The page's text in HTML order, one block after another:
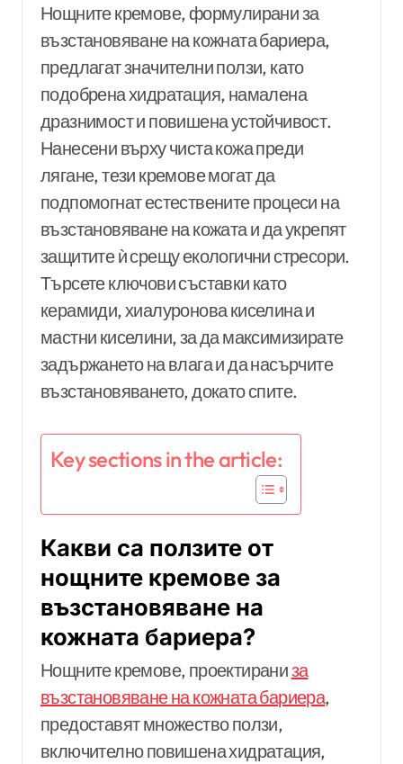
Нощните кремове, формулирани за
възстановяване на кожната бариера,
предлагат значителни ползи, като
подобрена хидратация, намалена
дразнимост и повишена устойчивост.
Нанесени върху чиста кожа преди
лягане, тези кремове могат да
подпомогнат естествените процеси на
възстановяване на кожата и да укрепят
защитите ѝ срещу екологични стресори.
Търсете ключови съставки като
керамиди, хиалуронова киселина и
мастни киселини, за да максимизирате
задържането на влага и да насърчите
възстановяването, докато спите.
Key sections in the article:
Какви са ползите от
нощните кремове за
възстановяване на
кожната бариера?
Нощните кремове, проектираниза
възстановяване на кожната бариера,
предоставят множество ползи,
включително повишена хидратация,